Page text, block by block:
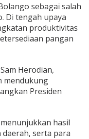
sebagai salah
Di tengah upaya
produktivitas
pangan
Herodian,
mendukung
Presiden
hasil
serta para